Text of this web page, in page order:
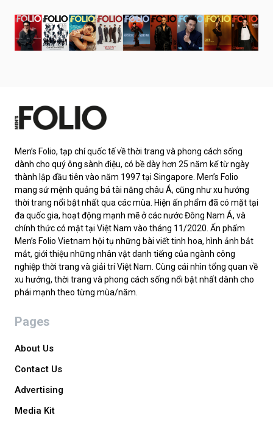
Men’s Folio, tạp chí quốc tế về thời trang và phong cách sống
dành cho quý ông sành điệu, có bề dày hơn 25 năm kể từ ngày
thành lập đầu tiên vào năm 1997 tại Singapore. Men’s Folio
mang sứ mệnh quảng bá tài năng châu Á, cũng như xu hướng
thời trang nổi bật nhất qua các mùa. Hiện ấn phẩm đã có mặt tại
đa quốc gia, hoạt động mạnh mẽ ở các nước Đông Nam Á, và
chính thức có mặt tại Việt Nam vào tháng 11/2020. Ấn phẩm
Men’s Folio Vietnam hội tụ những bài viết tinh hoa, hình ảnh bắt
mắt, giới thiệu những nhân vật danh tiếng của ngành công
nghiệp thời trang và giải trí Việt Nam. Cùng cái nhìn tổng quan về
xu hướng, thời trang và phong cách sống nổi bật nhất dành cho
phái mạnh theo từng mùa/năm.
Pages
About Us
Contact Us
Advertising
Media Kit